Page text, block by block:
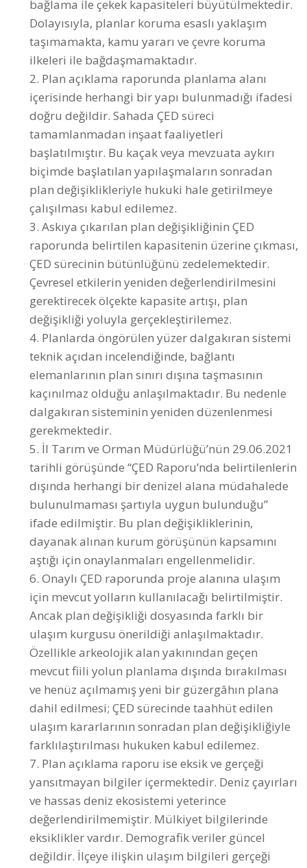
ilkeleri ile bağdaşmamaktadır.
2. Plan açıklama raporunda planlama alanı
içerisinde herhangi bir yapı bulunmadığı ifadesi
doğru değildir. Sahada ÇED süreci
tamamlanmadan inşaat faaliyetleri
başlatılmıştır. Bu kaçak veya mevzuata aykırı
biçimde başlatılan yapılaşmaların sonradan
plan değişiklikleriyle hukuki hale getirilmeye
çalışılması kabul edilemez.
3. Askıya çıkarılan plan değişikliğinin ÇED
raporunda belirtilen kapasitenin üzerine çıkması,
ÇED sürecinin bütünlüğünü zedelemektedir.
Çevresel etkilerin yeniden değerlendirilmesini
gerektirecek ölçekte kapasite artışı, plan
değişikliği yoluyla gerçekleştirilemez.
4. Planlarda öngörülen yüzer dalgakıran sistemi
teknik açıdan incelendiğinde, bağlantı
elemanlarının plan sınırı dışına taşmasının
kaçınılmaz olduğu anlaşılmaktadır. Bu nedenle
dalgakıran sisteminin yeniden düzenlenmesi
gerekmektedir.
5. İl Tarım ve Orman Müdürlüğü’nün 29.06.2021
tarihli görüşünde “ÇED Raporu’nda belirtilenlerin
dışında herhangi bir denizel alana müdahalede
bulunulmaması şartıyla uygun bulunduğu”
ifade edilmiştir. Bu plan değişikliklerinin,
dayanak alınan kurum görüşünün kapsamını
aştığı için onaylanmaları engellenmelidir.
6. Onaylı ÇED raporunda proje alanına ulaşım
için mevcut yolların kullanılacağı belirtilmiştir.
Ancak plan değişikliği dosyasında farklı bir
ulaşım kurgusu önerildiği anlaşılmaktadır.
Özellikle arkeolojik alan yakınından geçen
mevcut fiili yolun planlama dışında bırakılması
ve henüz açılmamış yeni bir güzergâhın plana
dahil edilmesi; ÇED sürecinde taahhüt edilen
ulaşım kararlarının sonradan plan değişikliğiyle
farklılaştırılması hukuken kabul edilemez.
7. Plan açıklama raporu ise eksik ve gerçeği
yansıtmayan bilgiler içermektedir. Deniz çayırları
ve hassas deniz ekosistemi yeterince
değerlendirilmemiştir. Mülkiyet bilgilerinde
eksiklikler vardır. Demografik veriler güncel
değildir. İlçeye ilişkin ulaşım bilgileri gerçeği
yansıtmamaktadır. Düzenli deniz ulaşımı ve
otobüs seferlerine ilişkin ifadeler güncel
durumla bağdaşmamaktadır. Eksik veri ve yanlış